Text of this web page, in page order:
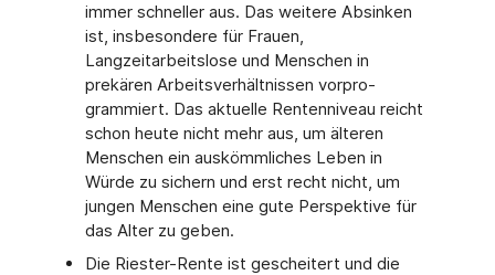
immer schneller aus. Das weitere Absinken
ist, insbesondere für Frauen,
Langzeitarbeitslose und Menschen in
prekären Arbeitsverhältnissen vorpro-
grammiert. Das aktuelle Rentenniveau reicht
schon heute nicht mehr aus, um älteren
Menschen ein auskömmliches Leben in
Würde zu sichern und erst recht nicht, um
jungen Menschen eine gute Perspektive für
das Alter zu geben.
Die Riester-Rente ist gescheitert und die